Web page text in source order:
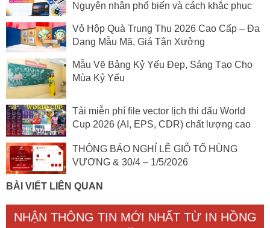
Nguyên nhân phổ biến và cách khắc phục
Vỏ Hộp Quà Trung Thu 2026 Cao Cấp – Đa
Dạng Mẫu Mã, Giá Tận Xưởng
Mẫu Vẽ Bảng Kỷ Yếu Đẹp, Sáng Tạo Cho
Mùa Kỷ Yếu
Tải miễn phí file vector lịch thi đấu World
Cup 2026 (AI, EPS, CDR) chất lượng cao
THÔNG BÁO NGHỈ LỄ GIỖ TỔ HÙNG
VƯƠNG & 30/4 – 1/5/2026
BÀI VIẾT LIÊN QUAN
NHẬN THÔNG TIN MỚI NHẤT TỪ IN HỒNG